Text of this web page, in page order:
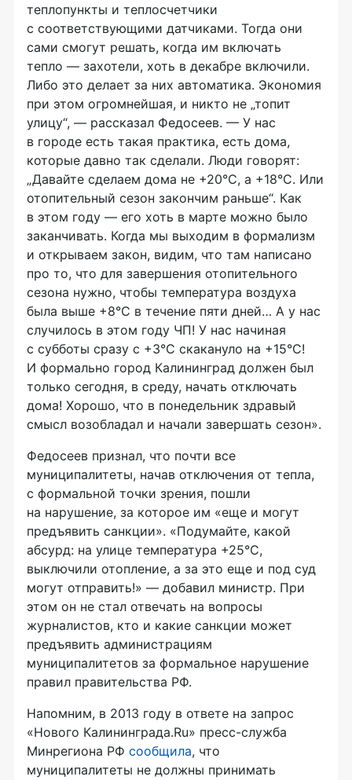
теплопункты и теплосчетчики
с соответствующими датчиками. Тогда они
сами смогут решать, когда им включать
тепло — захотели, хоть в декабре включили.
Либо это делает за них автоматика. Экономия
при этом огромнейшая, и никто не „топит
улицу“, — рассказал Федосеев. — У нас
в городе есть такая практика, есть дома,
которые давно так сделали. Люди говорят:
„Давайте сделаем дома не +20°С, а +18°С. Или
отопительный сезон закончим раньше“. Как
в этом году — его хоть в марте можно было
заканчивать. Когда мы выходим в формализм
и открываем закон, видим, что там написано
про то, что для завершения отопительного
сезона нужно, чтобы температура воздуха
была выше +8°С в течение пяти дней… А у нас
случилось в этом году ЧП! У нас начиная
с субботы сразу с +3°С скакануло на +15°С!
И формально город Калининград должен был
только сегодня, в среду, начать отключать
дома! Хорошо, что в понедельник здравый
смысл возобладал и начали завершать сезон».
Федосеев признал, что почти все
муниципалитеты, начав отключения от тепла,
с формальной точки зрения, пошли
на нарушение, за которое им «еще и могут
предъявить санкции». «Подумайте, какой
абсурд: на улице температура +25°С,
выключили отопление, а за это еще и под суд
могут отправить!» — добавил министр. При
этом он не стал отвечать на вопросы
журналистов, кто и какие санкции может
предъявить администрациям
муниципалитетов за формальное нарушение
правил правительства РФ.
Напомним, в 2013 году в ответе на запрос
«Нового Калининграда.Ru» пресс-служба
Минрегиона РФ сообщила, что
муниципалитеты не должны принимать